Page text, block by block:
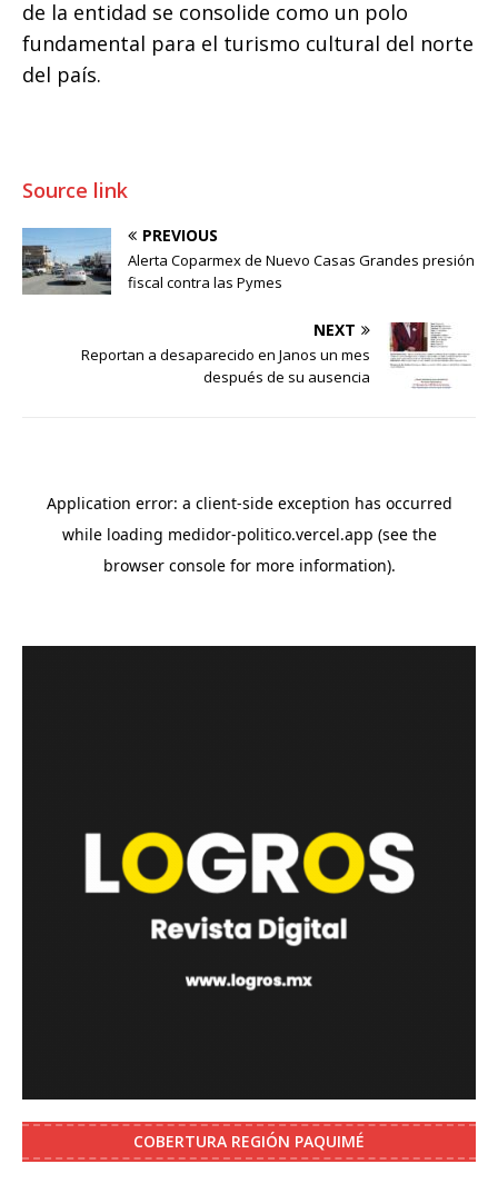
de la entidad se consolide como un polo
fundamental para el turismo cultural del norte
del país.
Source link
PREVIOUS
Alerta Coparmex de Nuevo Casas Grandes presión
fiscal contra las Pymes
NEXT
Reportan a desaparecido en Janos un mes
después de su ausencia
COBERTURA REGIÓN PAQUIMÉ